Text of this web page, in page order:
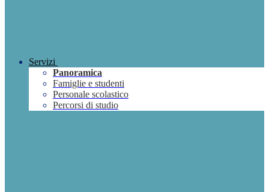
Servizi
Panoramica
Famiglie e studenti
Personale scolastico
Percorsi di studio